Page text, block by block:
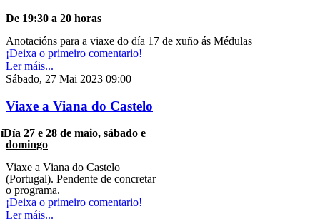
De 19:30 a 20 horas
Anotacións para a viaxe do día 17 de xuño ás Médulas
¡Deixa o primeiro comentario!
Ler máis...
Sábado, 27 Mai 2023 09:00
Viaxe a Viana do Castelo
27 e 28 de maio, sábado e
domingo
Viaxe a Viana do Castelo
(Portugal). Pendente de concretar
o programa.
¡Deixa o primeiro comentario!
Ler máis...